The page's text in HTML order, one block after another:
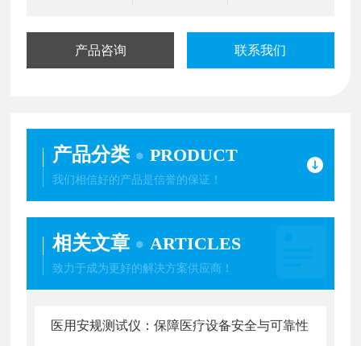
产品咨询 联系我们
产品分类 PRODUCT
我们相信好的产品是信誉的保证！
相关文章 ARTICLES
致力于成为更好的解决方案供应商！
医用安规测试仪：保障医疗设备安全与可靠性